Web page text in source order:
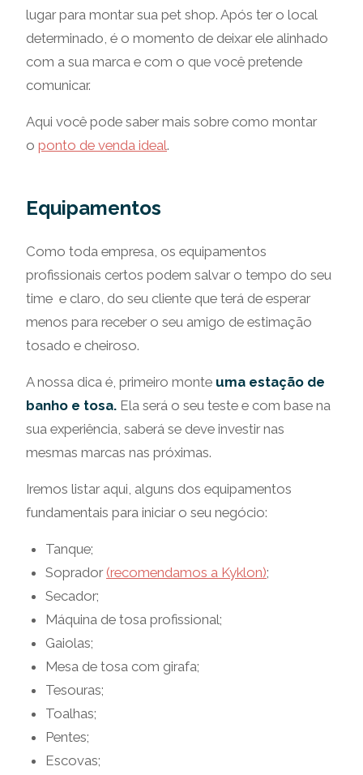
lugar para montar sua pet shop. Após ter o local
determinado, é o momento de deixar ele alinhado
com a sua marca e com o que você pretende
comunicar.
Aqui você pode saber mais sobre como montar
o ponto de venda ideal.
Equipamentos
Como toda empresa, os equipamentos
profissionais certos podem salvar o tempo do seu
time e claro, do seu cliente que terá de esperar
menos para receber o seu amigo de estimação
tosado e cheiroso.
A nossa dica é, primeiro monte uma estação de
banho e tosa. Ela será o seu teste e com base na
sua experiência, saberá se deve investir nas
mesmas marcas nas próximas.
Iremos listar aqui, alguns dos equipamentos
fundamentais para iniciar o seu negócio:
Tanque;
Soprador(recomendamos a Kyklon);
Secador;
Máquina de tosa profissional;
Gaiolas;
Mesa de tosa com girafa;
Tesouras;
Toalhas;
Pentes;
Escovas;